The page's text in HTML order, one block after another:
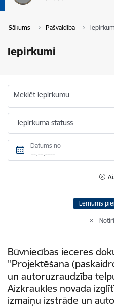
Sākums Pašvaldība
Iepirkumi
Meklēt iepirkumu
Iepirkuma statuss
Datums no
Lēmums
Būvniecības ieceres
''Projektēšana
un autoruzraudzība
Aizkraukles novada
izmaiņu izstrāde un